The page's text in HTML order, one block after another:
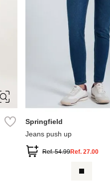
38
40
46
Springfield
Jeans push up
Ref.54.99Ref. 27.00